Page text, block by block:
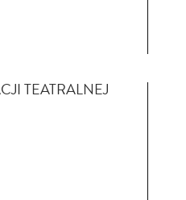
TEATRALNEJ